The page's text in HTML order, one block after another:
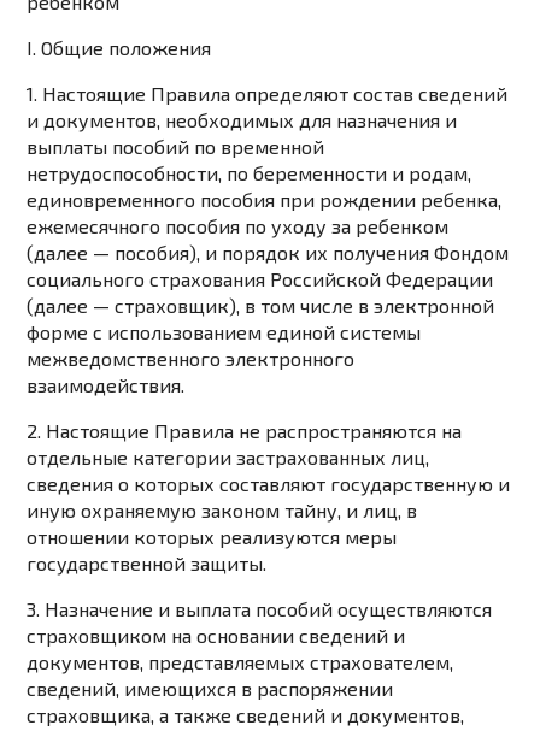
I. Общие положения
1. Настоящие Правила определяют состав сведений
и документов, необходимых для назначения и
выплаты пособий по временной
нетрудоспособности, по беременности и родам,
единовременного пособия при рождении ребенка,
ежемесячного пособия по уходу за ребенком
(далее — пособия), и порядок их получения Фондом
социального страхования Российской Федерации
(далее — страховщик), в том числе в электронной
форме с использованием единой системы
межведомственного электронного
взаимодействия.
2. Настоящие Правила не распространяются на
отдельные категории застрахованных лиц,
сведения о которых составляют государственную и
иную охраняемую законом тайну, и лиц, в
отношении которых реализуются меры
государственной защиты.
3. Назначение и выплата пособий осуществляются
страховщиком на основании сведений и
документов, представляемых страхователем,
сведений, имеющихся в распоряжении
страховщика, а также сведений и документов,